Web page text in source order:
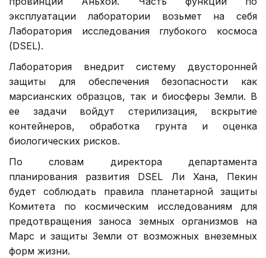
эксплуатации лаборатории возьмет на себя
Лаборатория исследования глубокого космоса
(DSEL).
Лаборатория внедрит систему двусторонней
защиты для обеспечения безопасности как
марсианских образцов, так и биосферы Земли. В
ее задачи войдут стерилизация, вскрытие
контейнеров, обработка грунта и оценка
биологических рисков.
По словам директора департамента
планирования развития DSEL Ли Хана, Пекин
будет соблюдать правила планетарной защиты
Комитета по космическим исследованиям для
предотвращения заноса земных организмов на
Марс и защиты Земли от возможных внеземных
форм жизни.